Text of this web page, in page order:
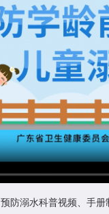
预防溺水科普视频、手册